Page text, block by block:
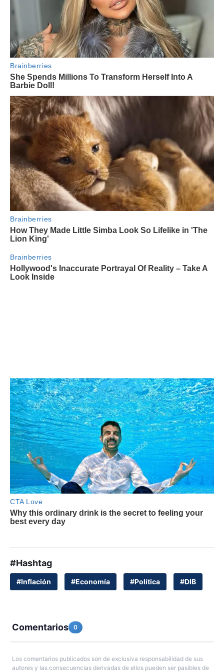
#Hashtag
#Inflación #Economía #Política #DIB
Comentarios 0
Los comentarios publicados son de exclusiva responsabilidad de sus
autores y las consecuencias derivadas de ellos pueden ser pasibles de